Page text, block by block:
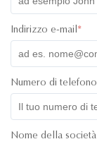
Indirizzo e-mail*
Numero di telefono
Nome della società